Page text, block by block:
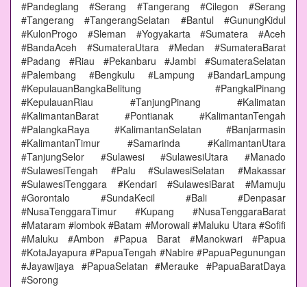
#Pandeglang #Serang #Tangerang #Cilegon #Serang
#Tangerang #TangerangSelatan #Bantul #GunungKidul
#KulonProgo #Sleman #Yogyakarta #Sumatera #Aceh
#BandaAceh #SumateraUtara #Medan #SumateraBarat
#Padang #Riau #Pekanbaru #Jambi #SumateraSelatan
#Palembang #Bengkulu #Lampung #BandarLampung
#KepulauanBangkaBelitung #PangkalPinang
#KepulauanRiau #TanjungPinang #Kalimatan
#KalimantanBarat #Pontianak #KalimantanTengah
#PalangkaRaya #KalimantanSelatan #Banjarmasin
#KalimantanTimur #Samarinda #KalimantanUtara
#TanjungSelor #Sulawesi #SulawesiUtara #Manado
#SulawesiTengah #Palu #SulawesiSelatan #Makassar
#SulawesiTenggara #Kendari #SulawesiBarat #Mamuju
#Gorontalo #SundaKecil #Bali #Denpasar
#NusaTenggaraTimur #Kupang #NusaTenggaraBarat
#Mataram #lombok #Batam #Morowali #Maluku Utara #Sofifi
#Maluku #Ambon #Papua Barat #Manokwari #Papua
#KotaJayapura #PapuaTengah #Nabire #PapuaPegunungan
#Jayawijaya #PapuaSelatan #Merauke #PapuaBaratDaya
#Sorong